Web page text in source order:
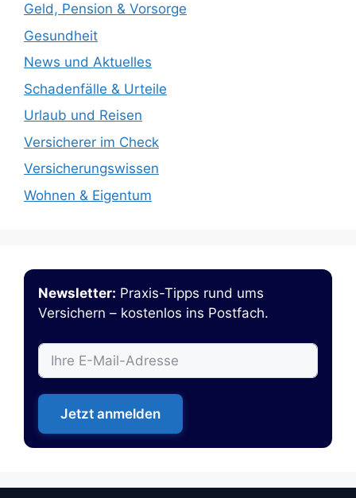
Geld, Pension & Vorsorge
Gesundheit
News und Aktuelles
Schadenfälle & Urteile
Urlaub und Reisen
Versicherer im Check
Versicherungswissen
Wohnen & Eigentum
Newsletter: Praxis-Tipps rund ums
Versichern – kostenlos ins Postfach.
Jetzt anmelden